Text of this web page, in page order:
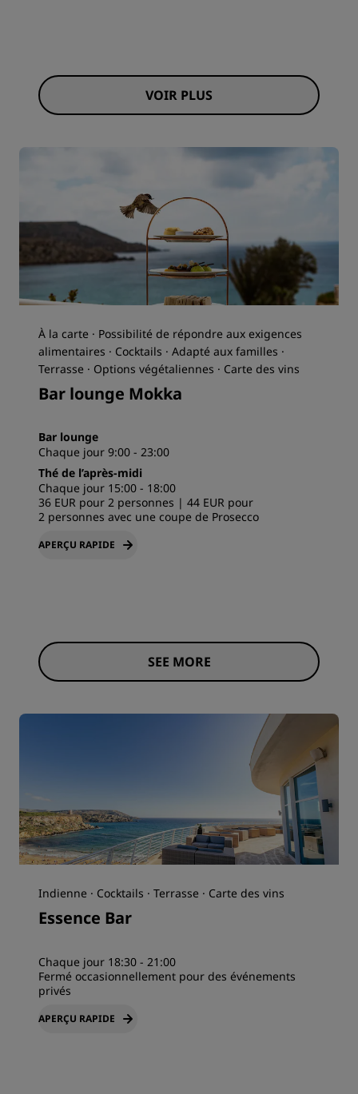
VOIR PLUS
À la carte · Possibilité de répondre aux exigences
alimentaires · Cocktails · Adapté aux familles ·
Terrasse · Options végétaliennes · Carte des vins
Bar lounge Mokka
Bar lounge
Chaque jour 9:00 - 23:00
Thé de l’après-midi
Chaque jour 15:00 - 18:00
36 EUR pour 2 personnes | 44 EUR pour
2 personnes avec une coupe de Prosecco
APERÇU RAPIDE
SEE MORE
Indienne · Cocktails · Terrasse · Carte des vins
Essence Bar
Chaque jour 18:30 - 21:00
Fermé occasionnellement pour des événements
privés
APERÇU RAPIDE